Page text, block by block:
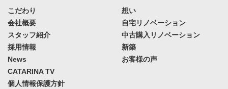
こだわり
会社概要
スタッフ紹介
採用情報
News
CATARINA TV
個人情報保護方針
想い
自宅リノベーション
中古購入リノベーション
新築
お客様の声